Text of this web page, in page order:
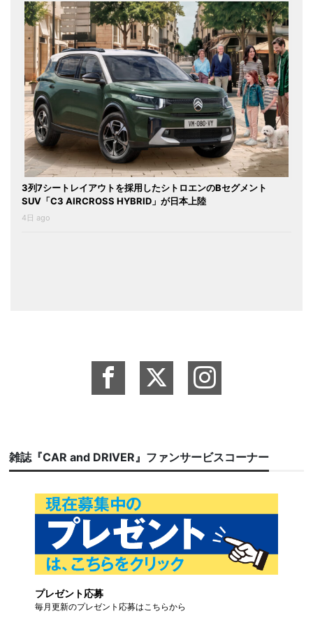
3列7シートレイアウトを採用したシトロエンのBセグメント
SUV「C3 AIRCROSS HYBRID」が日本上陸
4日 ago
雑誌『CAR and DRIVER』ファンサービスコーナー
プレゼント応募
毎月更新のプレゼント応募はこちらから